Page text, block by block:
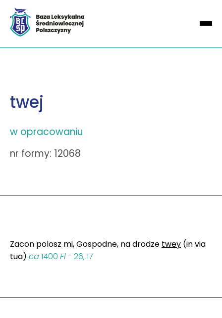
twej
w opracowaniu
nr formy: 12068
Zacon polosz mi, Gospodne, na drodze twey (in via
tua) ca1400 Fl- 26, 17